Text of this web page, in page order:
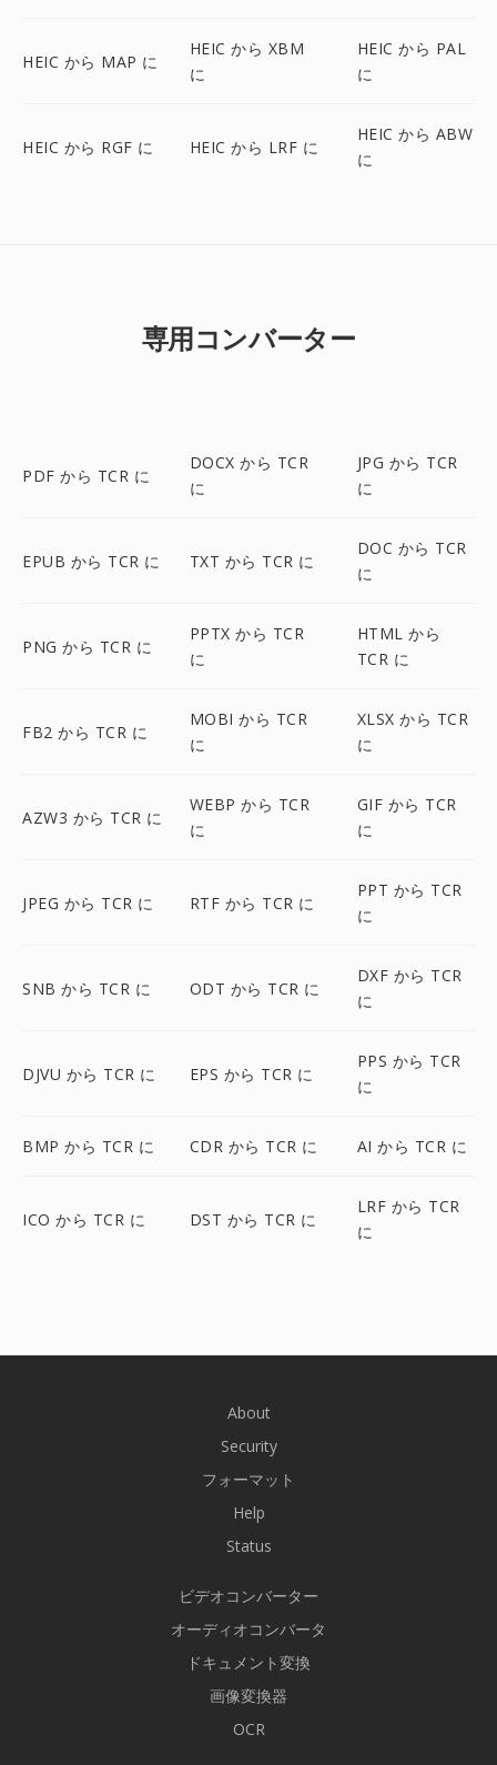
HEIC から MAP に
HEIC から XBM
に
HEIC から PAL
に
HEIC から RGF に HEIC から LRF に
HEIC から ABW
に
専用コンバーター
PDF から TCR に
DOCX から TCR
に
JPG から TCR
に
EPUB から TCR に TXT から TCR に
DOC から TCR
に
PNG から TCR に
PPTX から TCR
に
HTML から
TCR に
FB2 から TCR に
MOBI から TCR
に
XLSX から TCR
に
AZW3 から TCR に
WEBP から TCR
に
GIF から TCR
に
JPEG から TCR に RTF から TCR に
PPT から TCR
に
SNB から TCR に ODT から TCR に
DXF から TCR
に
DJVU から TCR に EPS から TCR に
PPS から TCR
に
BMP から TCR に CDR から TCR に AI から TCR に
ICO から TCR に DST から TCR に
LRF から TCR
に
About
Security
フォーマット
Help
Status
ビデオコンバーター
オーディオコンバータ
ドキュメント変換
画像変換器
OCR